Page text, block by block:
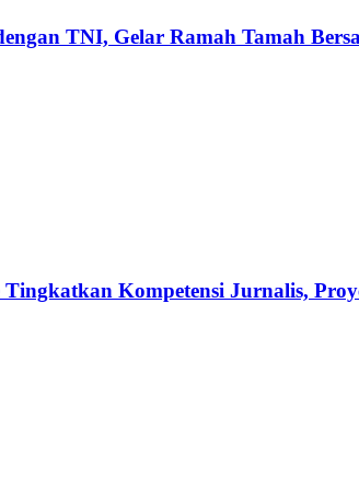
TNI, Gelar Ramah Tamah
Tingkatkan Kompetensi Jurnalis,